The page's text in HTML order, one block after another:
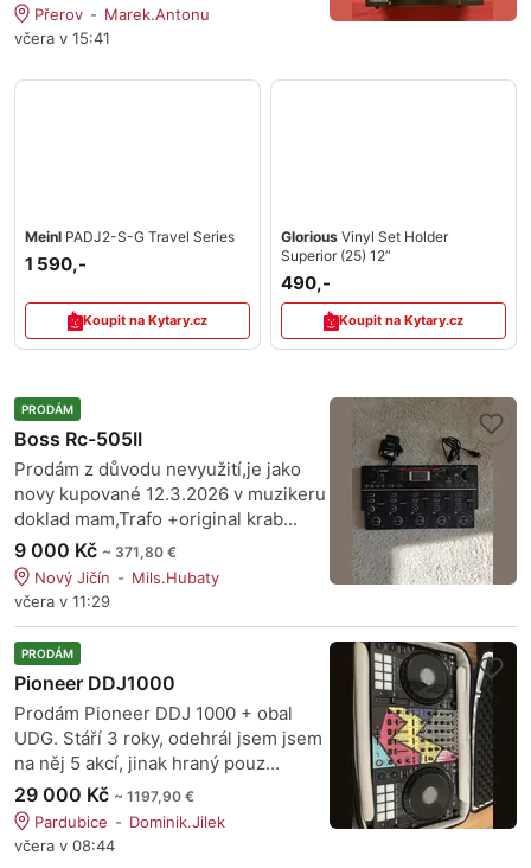
Přerov
Marek.Antonu
včera v 15:41
Meinl PADJ2-S-G Travel Series
1 590,-
Koupit na Kytary.cz
Glorious Vinyl Set Holder
Superior (25) 12”
490,-
Koupit na Kytary.cz
PRODÁM
Boss Rc-505II
Prodám z důvodu nevyužití,je jako
novy kupované 12.3.2026 v muzikeru
doklad mam,Trafo +original krab...
9 000 Kč ~ 371,80 €
Nový Jičín
Mils.Hubaty
včera v 11:29
PRODÁM
Pioneer DDJ1000
Prodám Pioneer DDJ 1000 + obal
UDG. Stáří 3 roky, odehrál jsem jsem
na něj 5 akcí, jinak hraný pouz...
29 000 Kč ~ 1197,90 €
Pardubice
Dominik.Jilek
včera v 08:44